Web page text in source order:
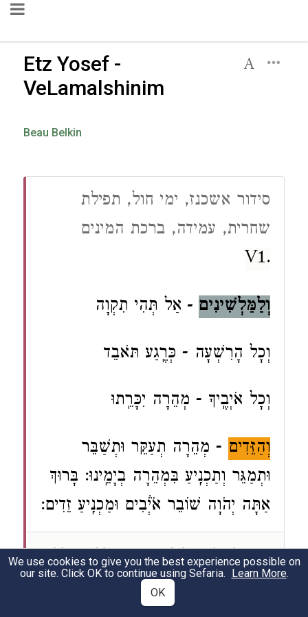
Etz Yosef -
VeLamalshinim
Beau Belkin
סידור אשכנז, ימי חול, תפילת
שחרית, עמידה, ברכת המינים
.V1
וְלַמַּלְשִׁינִים - אַל תְּהִי תִקְוָה
וְכָל הָרִשְׁעָה - כְּרֶֽגַע תֹּאבֵד
וְכָל אֹיְבֶֽיךָ - מְהֵרָה יִכָּרֵֽתוּ
וְהַזֵּדִים - מְהֵרָה תְעַקֵּר וּתְשַׁבֵּר
וּתְמַגֵּר וְתַכְנִֽיעַ בִּמְהֵרָה בְיָמֵֽינוּ: בָּרוּךְ
אַתָּה יְהֹוָה שׁוֹבֵר אֹיְ֒בִים וּמַכְנִֽיעַ זֵדִים:
Siddur Ashkenaz, Weekday, Shacharit,
Amidah, Against Enemies
Let there be no hope for informers
We use cookies to give you the best experience possible on
our site. Click OK to continue using Sefaria. Learn More.
OK